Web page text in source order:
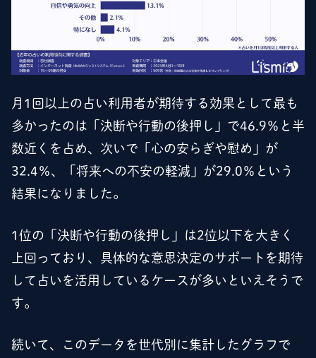
月1回以上の占い利用者が期待する効果として最も
多かったのは「決断や行動の後押し」で46.9％と半
数近くを占め、次いで「心の安らぎや慰め」が
32.4％、「将来への不安の軽減」が29.0％という
結果になりました。
1位の「決断や行動の後押し」は2位以下を大きく
上回っており、具体的な意思決定のサポートを期待
して占いを活用しているケースが多いといえそうで
す。
続いて、このデータを世代別に集計したグラフで